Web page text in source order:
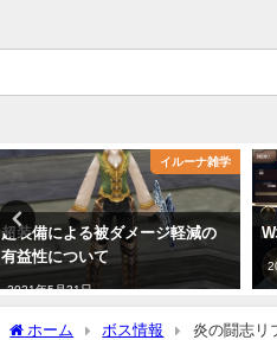
イルーナ雑学
超装備による被ダメージ軽減の
有益性について
2021年5月31日
ホーム ボス情報 炎の闘志リ